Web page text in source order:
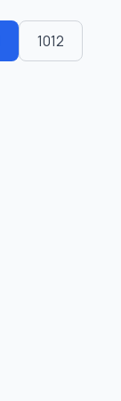
1012